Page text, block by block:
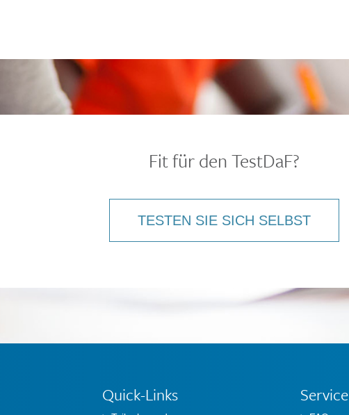
Fit für den TestDaF?
TESTEN SIE SICH SELBST
Quick-Links Service